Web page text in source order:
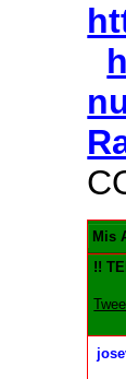
Mis
!!